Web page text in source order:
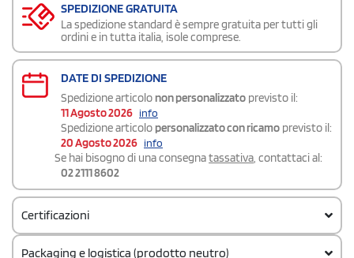
SPEDIZIONE GRATUITA
La spedizione standard è sempre gratuita per tutti gli
ordini e in tutta italia, isole comprese.
DATE DI SPEDIZIONE
Spedizione articolo non personalizzato previsto il:
11 Agosto 2026 info
Spedizione articolo personalizzato con ricamo previsto il:
20 Agosto 2026 info
Se hai bisogno di una consegnatassativa, contattaci al:
02 2111 8602
Certificazioni
Packaging e logistica (prodotto neutro)